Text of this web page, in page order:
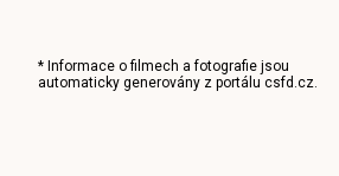
* Informace o filmech a fotografie jsou
automaticky generovány z portálu csfd.cz.